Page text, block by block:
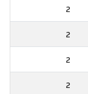
2
2
2
2